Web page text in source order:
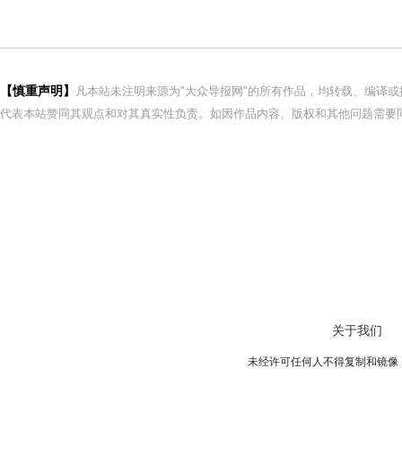
【慎重声明】
凡本站未注明来源为"大众导报网"的所有作品，均转载、编译
代表本站赞同其观点和对其真实性负责。如因作品内容、版权和其他问题需
关于我们
未经许可任何人不得复制和镜